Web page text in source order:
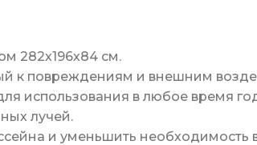
282х196х84 см.
к повреждениям и внешним
использования в любое время
лучей.
и уменьшить необходимость